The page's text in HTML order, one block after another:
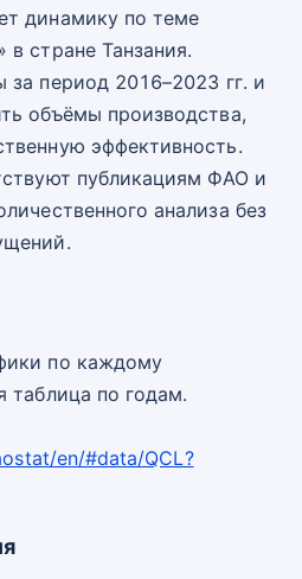
динамику по теме
стране Танзания.
за период 2016–2023 гг. и
объёмы производства,
эффективность.
публикациям ФАО и
анализа без
по каждому
таблица по годам.
en/#data/QCL?